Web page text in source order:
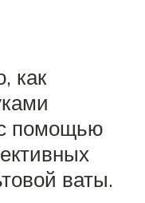
как
помощью
ваты.